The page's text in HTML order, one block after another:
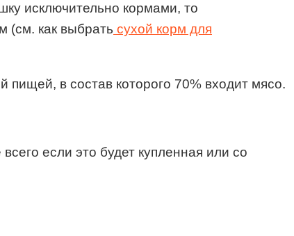
исключительно кормами, то
(см. как выбрать сухой корм для
пищей, в состав которого 70% входит мясо.
если это будет купленная или со